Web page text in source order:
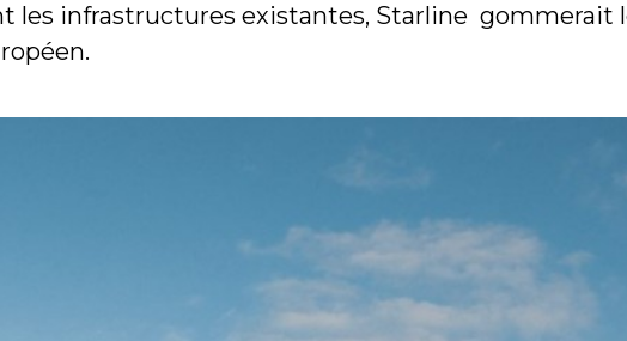
les infrastructures existantes, Starline gommerait